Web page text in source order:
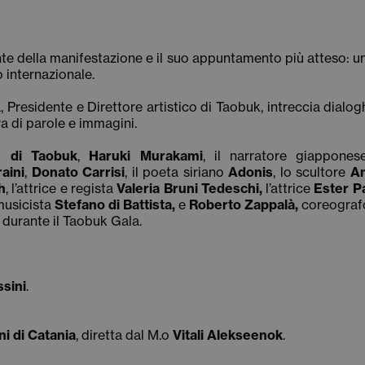
della manifestazione e il suo appuntamento più atteso:
internazionale.
Presidente e Direttore artistico di Taobuk, intreccia
di parole e immagini.
di Taobuk, Haruki Murakami, il narratore
, Donato Carrisi, il poeta siriano Adonis, lo scultore
, l’attrice e registaValeria Bruni Tedeschi, l’attrice Ester
Stefano di Battista, e Roberto Zappalà,
il Taobuk Gala.
.
di Catania, diretta dal M.o Vitali Alekseenok.